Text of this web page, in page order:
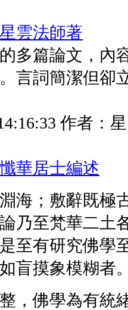
雲法師著
多篇論文，內
言詞簡潔但卻
作者：
華居士編述
海；敷辭既極
乃至梵華二土
至有研究佛學
盲摸象模糊者
，佛學為有統